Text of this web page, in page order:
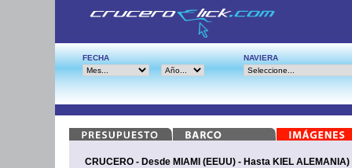
FECHA NAVIERA
CRUCERO - Desde MIAMI (EEUU) - Hasta KIEL ALEMANIA)